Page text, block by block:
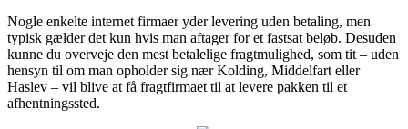
Nogle enkelte internet firmaer yder levering uden betaling, men
typisk gælder det kun hvis man aftager for et fastsat beløb. Desuden
kunne du overveje den mest betalelige fragtmulighed, som tit – uden
hensyn til om man opholder sig nær Kolding, Middelfart eller
Haslev – vil blive at få fragtfirmaet til at levere pakken til et
afhentningssted.